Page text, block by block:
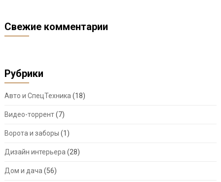
Свежие комментарии
Рубрики
Авто и СпецТехника (18)
Видео-торрент(7)
Ворота и заборы (1)
Дизайн интерьера (28)
Дом и дача (56)